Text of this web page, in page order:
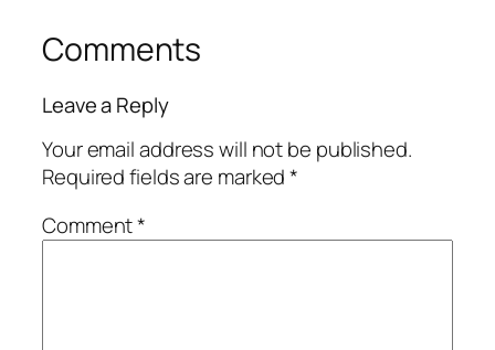
Comments
Leave a Reply
Your email address will not be published.
Required fields are marked*
Comment*